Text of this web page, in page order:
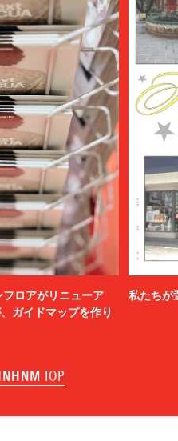
ロアがリニューア
ガイドマップを作り
私たちが
TOP